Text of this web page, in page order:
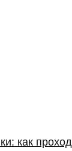
как